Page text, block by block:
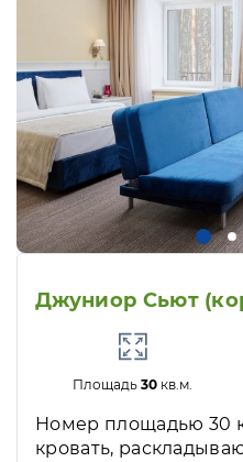
Джуниор Сьют
Площадь30 кв.м.
Номер площадью 30
кровать,